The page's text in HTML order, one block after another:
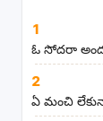
o
n
g
s
1
ఓ సోదరా
2
ఏ మంచి